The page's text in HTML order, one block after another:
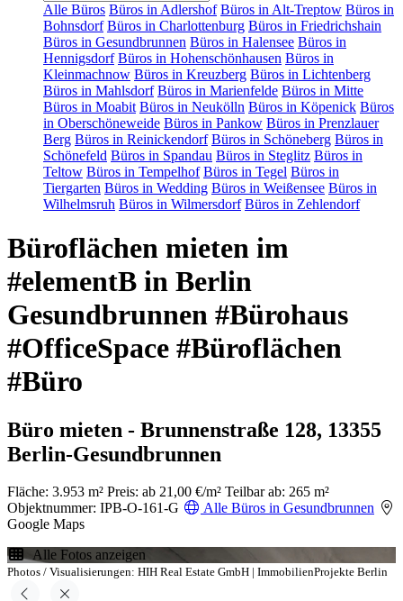
Alle Büros Büros in Adlershof Büros in Alt-Treptow Büros in
Bohnsdorf Büros in Charlottenburg Büros in Friedrichshain
Büros in Gesundbrunnen Büros in Halensee Büros in
Hennigsdorf Büros in Hohenschönhausen Büros in
Kleinmachnow Büros in Kreuzberg Büros in Lichtenberg
Büros in Mahlsdorf Büros in Marienfelde Büros in Mitte
Büros in Moabit Büros in Neukölln Büros in Köpenick Büros
in Oberschöneweide Büros in Pankow Büros in Prenzlauer
Berg Büros in Reinickendorf Büros in Schöneberg Büros in
Schönefeld Büros in Spandau Büros in Steglitz Büros in
Teltow Büros in Tempelhof Büros in Tegel Büros in
Tiergarten Büros in Wedding Büros in Weißensee Büros in
Wilhelmsruh Büros in Wilmersdorf Büros in Zehlendorf
Büroflächen mieten im
#elementB in Berlin
Gesundbrunnen #Bürohaus
#OfficeSpace #Büroflächen
#Büro
Büro mieten - Brunnenstraße 128, 13355
Berlin-Gesundbrunnen
Fläche: 3.953 m² Preis: ab 21,00 €/m² Teilbar ab: 265 m²
Objektnummer: IPB-O-161-G
Alle Büros in Gesundbrunnen
Google Maps
Alle Fotos anzeigen
Photos / Visualisierungen: HIH Real Estate GmbH | ImmobilienProjekte Berlin